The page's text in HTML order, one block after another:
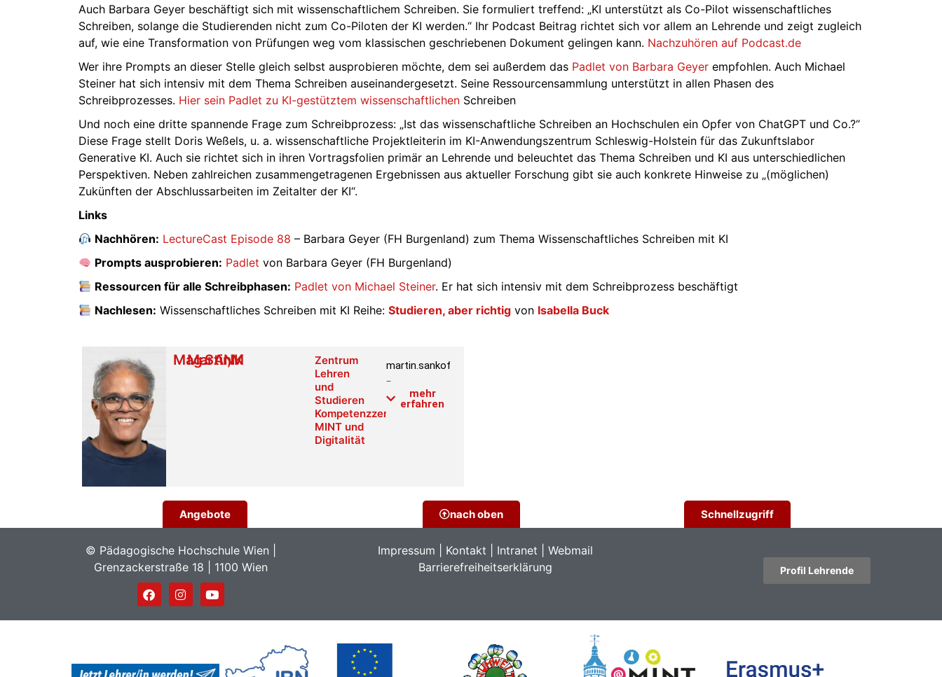
Auch Barbara Geyer beschäftigt sich mit wissenschaftlichem Schreiben. Sie formuliert treffend: „KI unterstützt als Co-Pilot wissenschaftliches
Schreiben, solange die Studierenden nicht zum Co-Piloten der KI werden.“ Ihr Podcast Beitrag richtet sich vor allem an Lehrende und zeigt zugleich
auf, wie eine Transformation von Prüfungen weg vom klassischen geschriebenen Dokument gelingen kann. Nachzuhören auf Podcast.de
Wer ihre Prompts an dieser Stelle gleich selbst ausprobieren möchte, dem sei außerdem das Padlet von Barbara Geyer empfohlen. Auch Michael
Steiner hat sich intensiv mit dem Thema Schreiben auseinandergesetzt. Seine Ressourcensammlung unterstützt in allen Phasen des
Schreibprozesses. Hier sein Padlet zu KI-gestütztem wissenschaftlichen Schreiben
Und noch eine dritte spannende Frage zum Schreibprozess: „Ist das wissenschaftliche Schreiben an Hochschulen ein Opfer von ChatGPT und Co.?“
Diese Frage stellt Doris Weßels, u. a. wissenschaftliche Projektleiterin im KI-Anwendungszentrum Schleswig-Holstein für das Zukunftslabor
Generative KI. Auch sie richtet sich in ihren Vortragsfolien primär an Lehrende und beleuchtet das Thema Schreiben und KI aus unterschiedlichen
Perspektiven. Neben zahlreichen zusammengetragenen Ergebnissen aus aktueller Forschung gibt sie auch konkrete Hinweise zu „(möglichen)
Zukünften der Abschlussarbeiten im Zeitalter der KI“.
Links
Nachhören: LectureCast Episode 88 – Barbara Geyer (FH Burgenland) zum Thema Wissenschaftliches Schreiben mit KI
Prompts ausprobieren: Padlet von Barbara Geyer (FH Burgenland)
Ressourcen für alle Schreibphasen: Padlet von Michael Steiner. Er hat sich intensiv mit dem Schreibprozess beschäftigt
Nachlesen: Wissenschaftliches Schreiben mit KI Reihe:Studieren, aber richtig von Isabella Buck
Mag.
Martin
SANKOFI
,MSc
Zentrum
Lehren
und
Studieren
Kompetenzzentrum
MINT und
Digitalität
martin.sankofi@phwien.ac.at
Raum:
5D.106
Link PH-
mehr
erfahren
Angebote nach oben Schnellzugriff
© Pädagogische Hochschule Wien |
Grenzackerstraße 18 | 1100 Wien
Impressum Kontakt Intranet |Webmail
Barrierefreiheitserklärung
Profil Lehrende